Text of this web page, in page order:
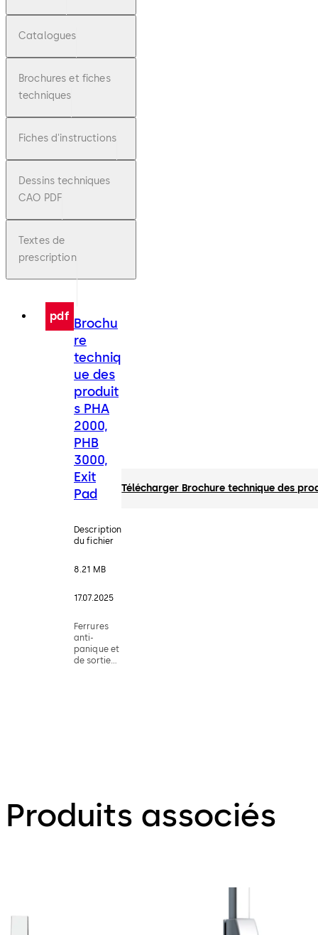
Catalogues
Brochures et fiches
techniques
Fiches d'instructions
Dessins techniques
CAO PDF
Textes de
prescription
pdf Brochu
re
techniq
ue des
produit
s PHA
2000,
PHB
3000,
Exit
Pad
Description
du fichier
8.21 MB
17.07.2025
Ferrures
anti-
panique et
de sortie
Télécharger Brochure technique des
Produits associés